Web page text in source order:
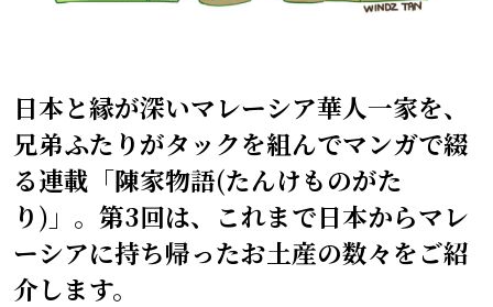
日本と縁が深いマレーシア華人一家を、
兄弟ふたりがタックを組んでマンガで綴
る連載「陳家物語(たんけものがた
り)」。第3回は、これまで日本からマレ
ーシアに持ち帰ったお土産の数々をご紹
介します。